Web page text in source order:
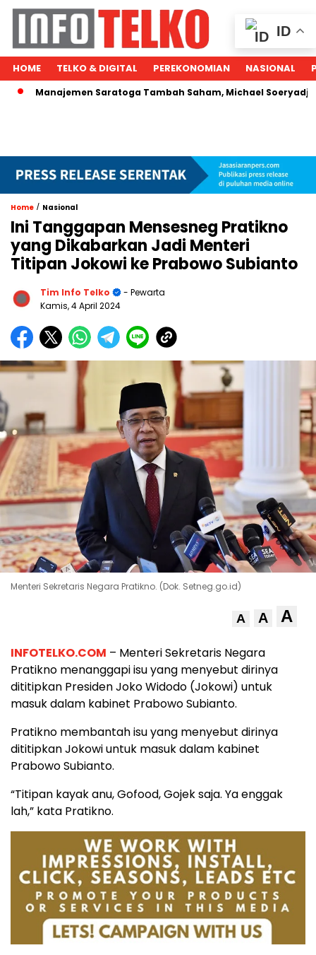
HOME TELKO & DIGITAL PEREKONOMIAN NASIONAL
Manajemen Saratoga Tambah Saham, Michael Soeryadjaya
Home / Nasional
Ini Tanggapan Mensesneg Pratikno
yang Dikabarkan Jadi Menteri
Titipan Jokowi ke Prabowo Subianto
Tim Info Telko
- Pewarta
Kamis, 4 April 2024
Menteri Sekretaris Negara Pratikno. (Dok. Setneg.go.id)
A A A
INFOTELKO.COM – Menteri Sekretaris Negara
Pratikno menanggapi isu yang menyebut dirinya
dititipkan Presiden Joko Widodo (Jokowi) untuk
masuk dalam kabinet Prabowo Subianto.
Pratikno membantah isu yang menyebut dirinya
dititipkan Jokowi untuk masuk dalam kabinet
Prabowo Subianto.
“Titipan kayak anu, Gofood, Gojek saja. Ya enggak
lah,” kata Pratikno.
ID